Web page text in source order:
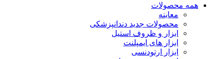
همه محصولات
معاینه
محصولات جدید دندانپزشکی
ابزار و ظروف استیل
ابزار های ایمپلنت
ابزار ارتودنسی